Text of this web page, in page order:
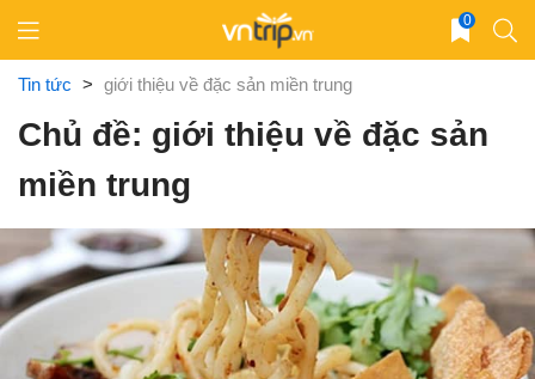
content
0
Tin tức > giới thiệu về đặc sản miền trung
Chủ đề: giới thiệu về đặc sản
miền trung